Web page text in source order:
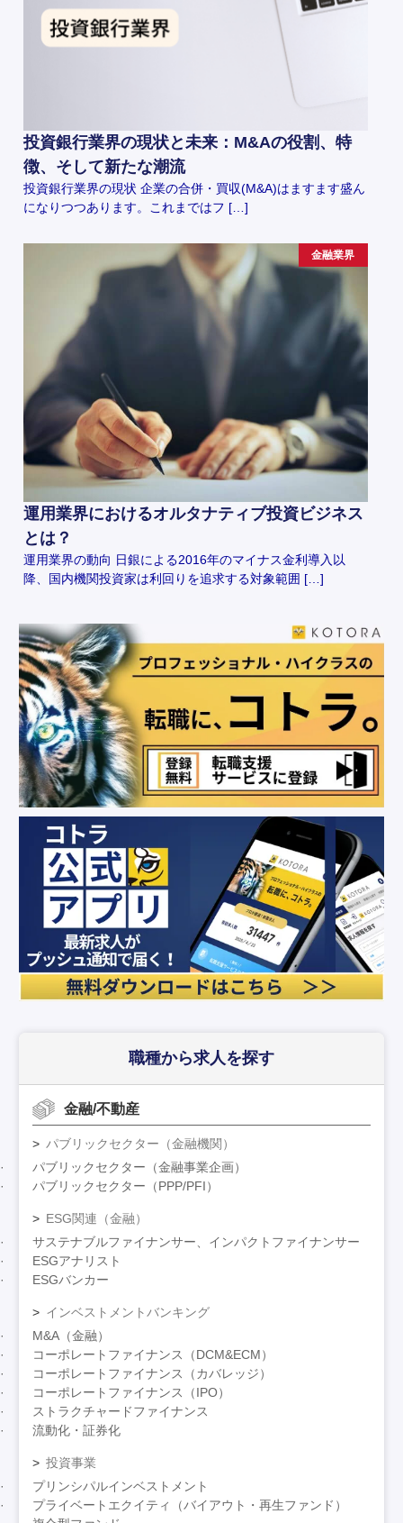
投資銀行業界の現状と未来：M&Aの役割、特
徴、そして新たな潮流
投資銀行業界の現状 企業の合併・買収(M&A)はますます盛ん
になりつつあります。これまではフ […]
金融業界
運用業界におけるオルタナティブ投資ビジネス
とは？
運用業界の動向 日銀による2016年のマイナス金利導入以
降、国内機関投資家は利回りを追求する対象範囲 […]
職種から求人を探す
金融/不動産
パブリックセクター（金融機関）
パブリックセクター（金融事業企画）
パブリックセクター（PPP/PFI）
ESG関連（金融）
サステナブルファイナンサー、インパクトファイナンサー
ESGアナリスト
ESGバンカー
インベストメントバンキング
M&A（金融）
コーポレートファイナンス（DCM&ECM）
コーポレートファイナンス（カバレッジ）
コーポレートファイナンス（IPO）
ストラクチャードファイナンス
流動化・証券化
投資事業
プリンシパルインベストメント
プライベートエクイティ（バイアウト・再生ファンド）